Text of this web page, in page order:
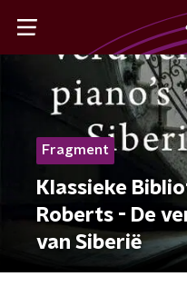
Fragment
Klassieke
Roberts - De
van Siberië